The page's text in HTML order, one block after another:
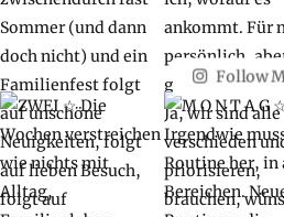
Follow